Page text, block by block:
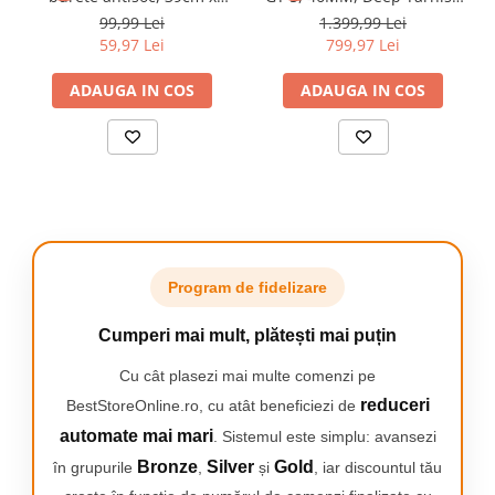
Ciclism - Treci de barierele vantului
Strada | Expeditii | Recreere
Pedaleaza mai inteligent, antreneaza-te mai intens.
Acceseaza date la nivel profesional privind ritmul cardiac, viteza,
Conecteaza-te la senzori avansati monitorizeaza indicatorii FTP si
30cm x 2cm, fermoar,
14"-15.6", Negru
99,99 Lei
59,97 Lei
ADAUGA IN COS
Stainless Steel Case, Black
Fluoroelastomer Strap
1.399,99 Lei
799,97 Lei
ADAUGA IN COS
Program de fidelizare
Cumperi mai mult, plătești mai puțin
Cu cât plasezi mai multe comenzi pe
BestStoreOnline.ro, cu atât beneficiezi de reduceri
automate mai mari. Sistemul este simplu: avansezi
în grupurile Bronze Silver și Gold
, iar discountul tău